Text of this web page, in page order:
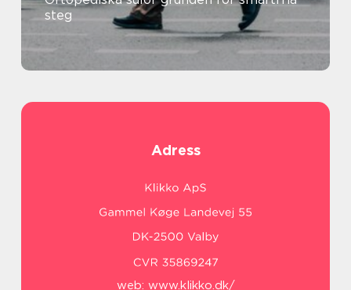
steg
Adress
web: www.klikko.dk/